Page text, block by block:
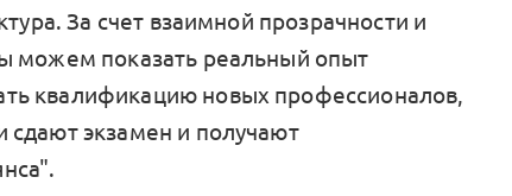
За счет взаимной прозрачности и
можем показать реальный опыт
квалификацию новых профессионалов,
экзамен и получают